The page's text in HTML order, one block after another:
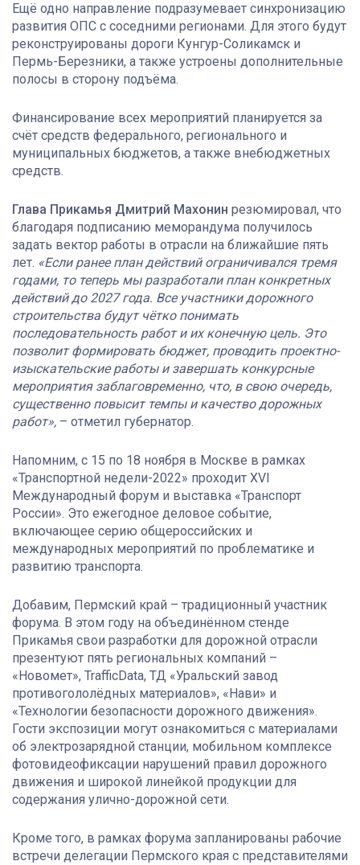
Ещё одно направление подразумевает синхронизацию
развития ОПС с соседними регионами. Для этого будут
реконструированы дороги Кунгур-Соликамск и
Пермь-Березники, а также устроены дополнительные
полосы в сторону подъёма.
Финансирование всех мероприятий планируется за
счёт средств федерального, регионального и
муниципальных бюджетов, а также внебюджетных
средств.
Глава Прикамья Дмитрий Махонин резюмировал, что
благодаря подписанию меморандума получилось
задать вектор работы в отрасли на ближайшие пять
лет. «Если ранее план действий ограничивался тремя
годами, то теперь мы разработали план конкретных
действий до 2027 года. Все участники дорожного
строительства будут чётко понимать
последовательность работ и их конечную цель. Это
позволит формировать бюджет, проводить проектно-
изыскательские работы и завершать конкурсные
мероприятия заблаговременно, что, в свою очередь,
существенно повысит темпы и качество дорожных
работ», – отметил губернатор.
Напомним, с 15 по 18 ноября в Москве в рамках
«Транспортной недели-2022» проходит XVI
Международный форум и выставка «Транспорт
России». Это ежегодное деловое событие,
включающее серию общероссийских и
международных мероприятий по проблематике и
развитию транспорта.
Добавим, Пермский край – традиционный участник
форума. В этом году на объединённом стенде
Прикамья свои разработки для дорожной отрасли
презентуют пять региональных компаний –
«Новомет», TrafficData, ТД «Уральский завод
противогололёдных материалов», «Нави» и
«Технологии безопасности дорожного движения».
Гости экспозиции могут ознакомиться с материалами
об электрозарядной станции, мобильном комплексе
фотовидеофиксации нарушений правил дорожного
движения и широкой линейкой продукции для
содержания улично-дорожной сети.
Кроме того, в рамках форума запланированы рабочие
встречи делегации Пермского края с представителями